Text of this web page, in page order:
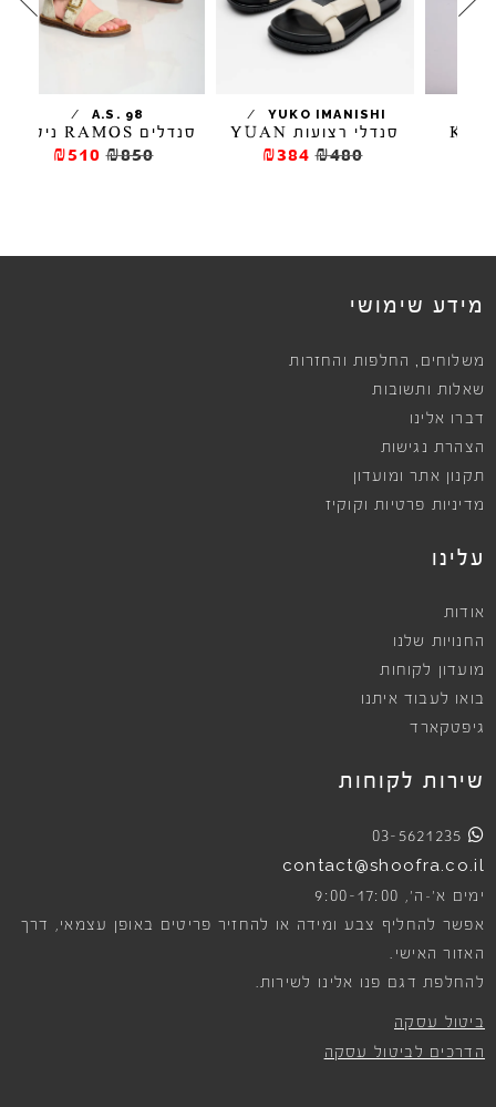
YUKO IMANISHI
/
סנדלי רצועות YUAN
₪480
₪384
A.S. 98
/
סנדלים RAMOS ניטים
₪850
₪510
מידע שימושי
משלוחים , החלפות והחזרות
שאלות ותשובות
דברו אלינו
הצהרת נגישות
תקנון אתר ומועדון
מדיניות פרטיות וקוקיז
עלינו
אודות
החנויות שלנו
מועדון לקוחות
בואו לעבוד איתנו
גיפטקארד
שירות לקוחות
03-5621235
contact@shoofra.co.il
ימים א׳-ה׳, 9:00-17:00
אפשר להחליף צבע ומידה או להחזיר פריטים באופן עצמאי, דרך
האזור האישי.
להחלפת דגם פנו אלינו לשירות.
ביטול עסקה
הדרכים לביטול עסקה